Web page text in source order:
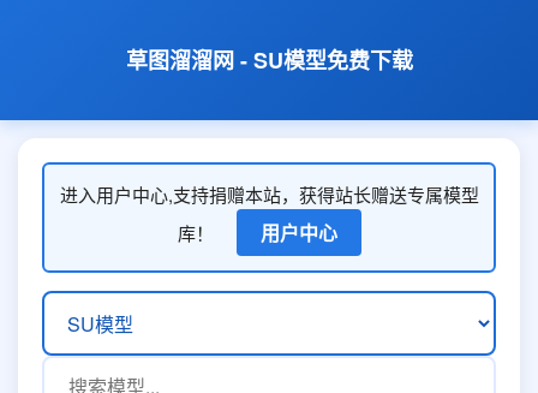
草图溜溜网 - SU模型免费下载
进入用户中心,支持捐赠本站，获得站长赠送专属模型
库！
用户中心